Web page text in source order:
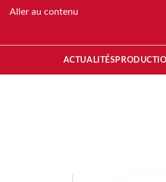
Aller au contenu
ACTUALITÉS